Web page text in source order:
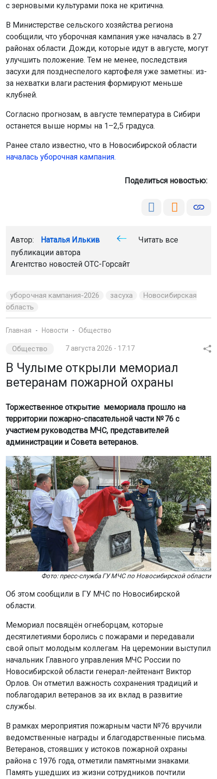
с зерновыми культурами пока не критична.
В Министерстве сельского хозяйства региона
сообщили, что уборочная кампания уже началась в 27
районах области. Дожди, которые идут в августе, могут
улучшить положение. Тем не менее, последствия
засухи для позднеспелого картофеля уже заметны: из-
за нехватки влаги растения формируют меньше
клубней.
Согласно прогнозам, в августе температура в Сибири
останется выше нормы на 1–2,5 градуса.
Ранее стало известно, что в Новосибирской области
началась уборочная кампания.
Поделиться новостью:
Автор: Наталья Илькив
Читать все
публикации автора
Агентство новостей ОТС-Горсайт
уборочная кампания-2026 засуха
Новосибирская
область
Главная Новости Общество
Общество 7 августа 2026 - 17:17
В Чулыме открыли мемориал
ветеранам пожарной охраны
Торжественное открытие мемориала прошло на
территории пожарно-спасательной части № 76 с
участием руководства МЧС, представителей
администрации и Совета ветеранов.
Фото: пресс-служба ГУ МЧС по Новосибирской области
Об этом сообщили в ГУ МЧС по Новосибирской
области.
Мемориал посвящён огнеборцам, которые
десятилетиями боролись с пожарами и передавали
свой опыт молодым коллегам. На церемонии выступил
начальник Главного управления МЧС России по
Новосибирской области генерал-лейтенант Виктор
Орлов. Он отметил важность сохранения традиций и
поблагодарил ветеранов за их вклад в развитие
службы.
В рамках мероприятия пожарным части №76 вручили
ведомственные награды и благодарственные письма.
Ветеранов, стоявших у истоков пожарной охраны
района с 1976 года, отметили памятными знаками.
Память ушедших из жизни сотрудников почтили